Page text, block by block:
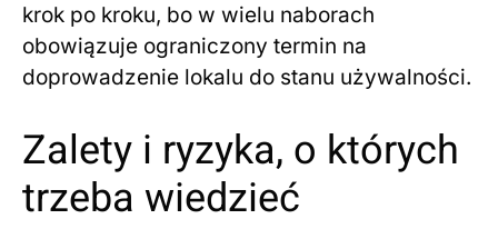
krok po kroku, bo w wielu naborach
obowiązuje ograniczony termin na
doprowadzenie lokalu do stanu używalności.
Zalety i ryzyka, o których
trzeba wiedzieć